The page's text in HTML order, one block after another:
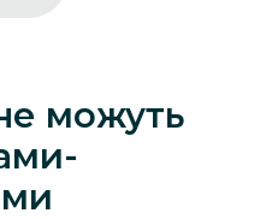
можуть